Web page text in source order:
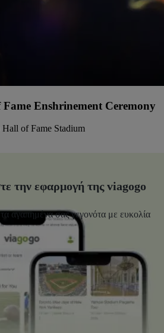
Enshrinement Ceremony
of Fame Stadium
την εφαρμογή της viagogo
αγαπημένα σας γεγονότα με ευκολία